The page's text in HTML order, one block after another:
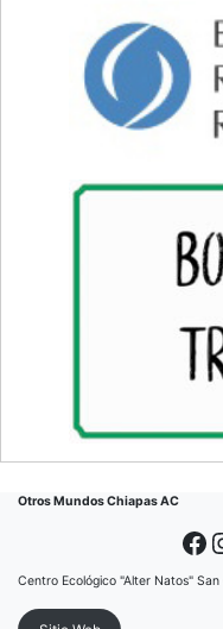
Otros Mundos Chiapas AC
Facebook
Centro Ecológico "Alter Natos"